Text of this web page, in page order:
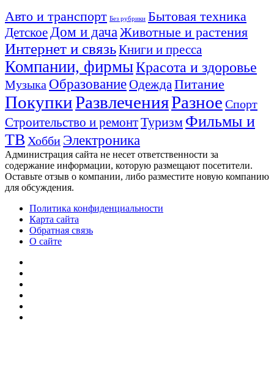
Авто и транспорт Без рубрики Бытовая техника
Детское Дом и дача Животные и растения
Интернет и связьКниги и пресса
Компании, фирмыКрасота и здоровье
Музыка ОбразованиеОдежда Питание
ПокупкиРазвлеченияРазное Спорт
Строительство и ремонтТуризм Фильмы и
ТВ Хобби Электроника
Администрация сайта не несет ответственности за
содержание информации, которую размещают посетители.
Оставьте отзыв о компании, либо разместите новую компанию
для обсуждения.
Политика конфиденциальности
Карта сайта
Обратная связь
О сайте